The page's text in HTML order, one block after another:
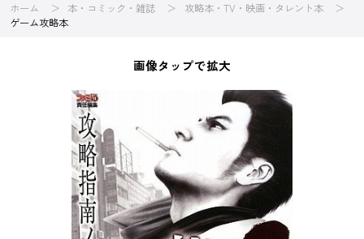
ホーム 本・コミック・雑誌
攻略本・TV・映画・タレント本
ゲーム攻略本
画像タップで拡大